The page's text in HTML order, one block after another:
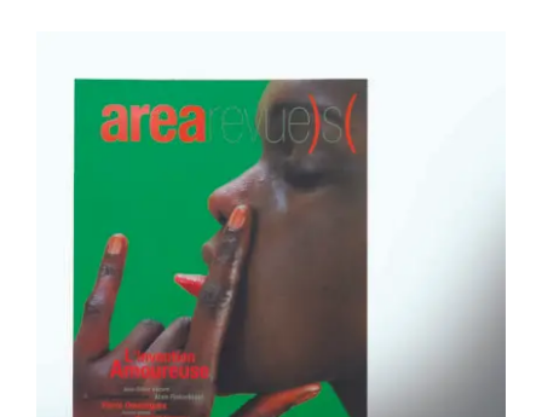
Area revue n°3 – L’invention amoureuse